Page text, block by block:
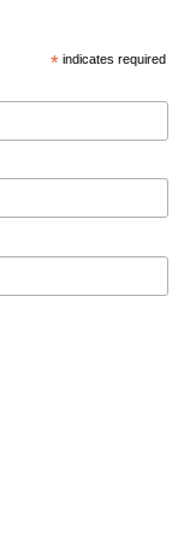
* indicates required